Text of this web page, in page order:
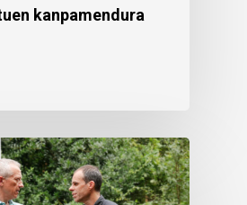
kanpamendura